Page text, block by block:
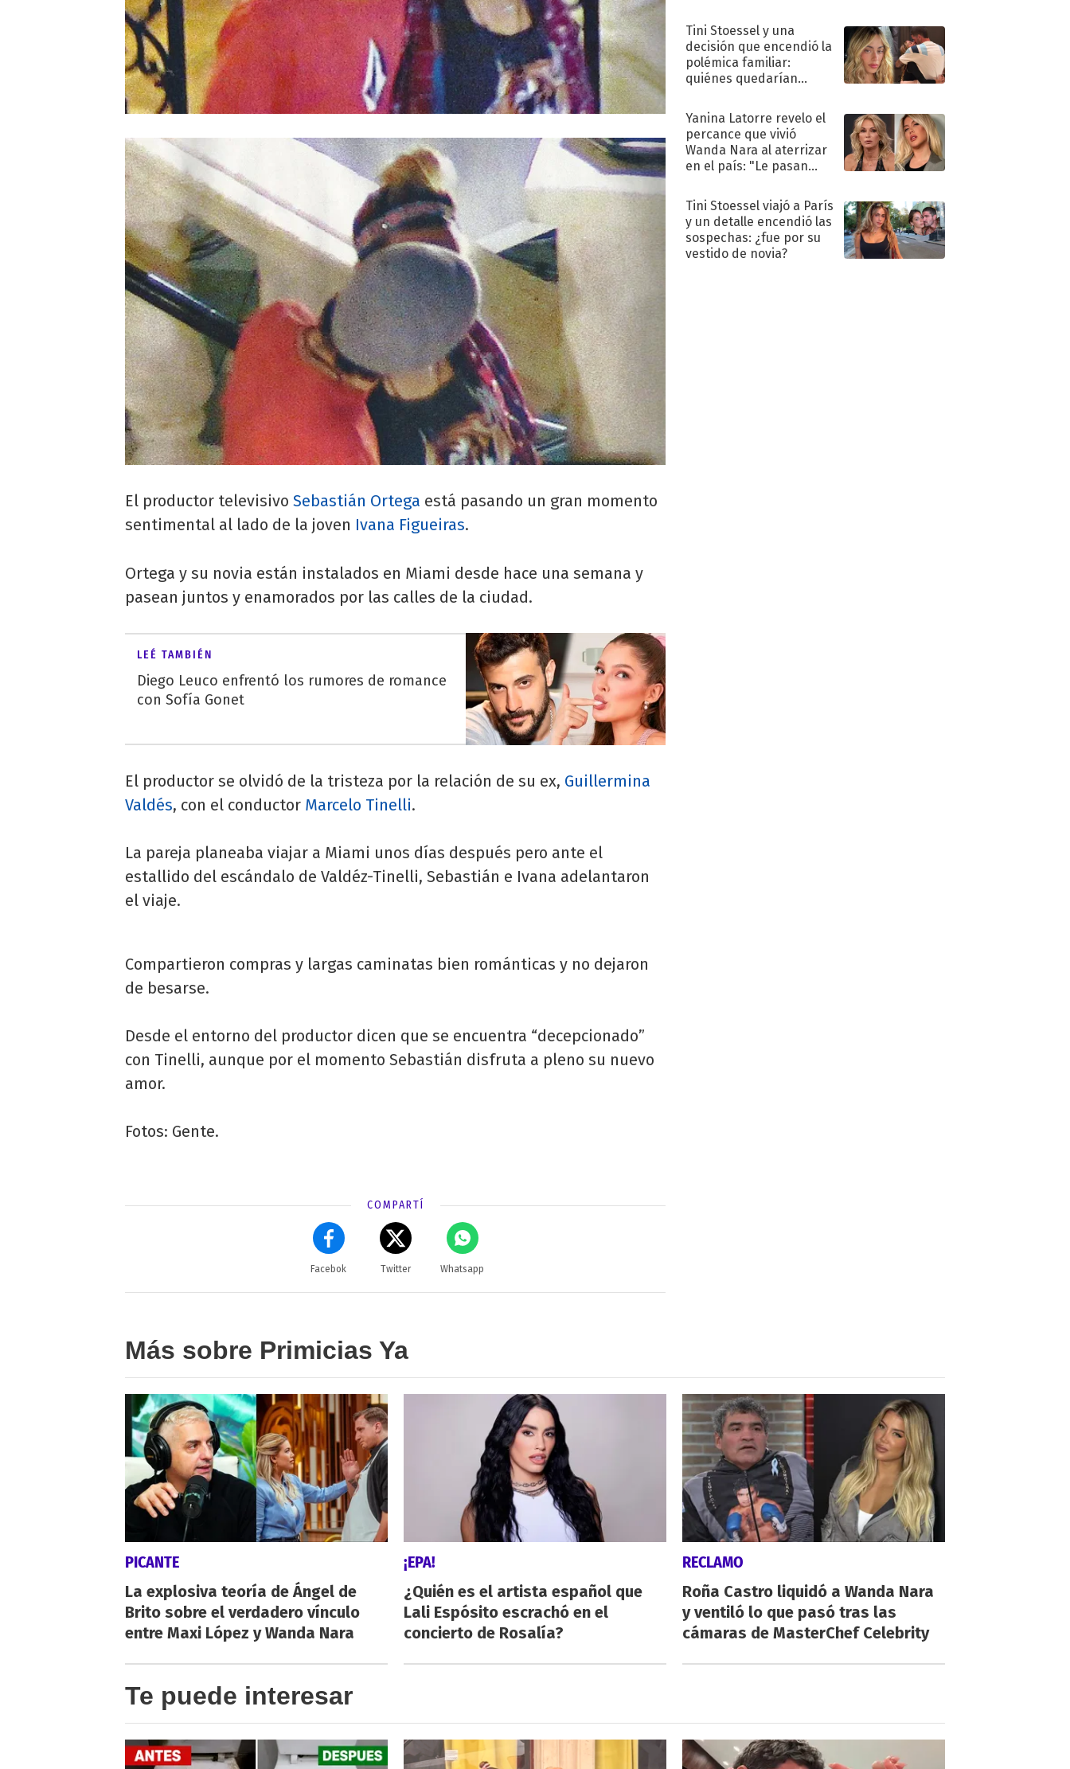
El productor televisivo Sebastián Ortega está pasando un gran momento
sentimental al lado de la joven Ivana Figueiras.
Ortega y su novia están instalados en Miami desde hace una semana y
pasean juntos y enamorados por las calles de la ciudad.
LEÉ TAMBIÉN
Diego Leuco enfrentó los rumores de romance
con Sofía Gonet
El productor se olvidó de la tristeza por la relación de su ex, Guillermina
Valdés, con el conductor Marcelo Tinelli.
La pareja planeaba viajar a Miami unos días después pero ante el
estallido del escándalo de Valdéz-Tinelli, Sebastián e Ivana adelantaron
el viaje.
Compartieron compras y largas caminatas bien románticas y no dejaron
de besarse.
Desde el entorno del productor dicen que se encuentra “decepcionado”
con Tinelli, aunque por el momento Sebastián disfruta a pleno su nuevo
amor.
Fotos: Gente.
COMPARTÍ
Facebok Twitter Whatsapp
Tini Stoessel y una
decisión que encendió la
polémica familiar:
quiénes quedarían
Yanina Latorre revelo el
percance que vivió
Wanda Nara al aterrizar
en el país: "Le pasan
Tini Stoessel viajó a París
y un detalle encendió las
sospechas: ¿fue por su
vestido de novia?
Más sobre Primicias Ya
PICANTE
La explosiva teoría de Ángel de
Brito sobre el verdadero vínculo
entre Maxi López y Wanda Nara
¡EPA!
¿Quién es el artista español que
Lali Espósito escrachó en el
concierto de Rosalía?
RECLAMO
Roña Castro liquidó a Wanda Nara
y ventiló lo que pasó tras las
cámaras de MasterChef Celebrity
Te puede interesar